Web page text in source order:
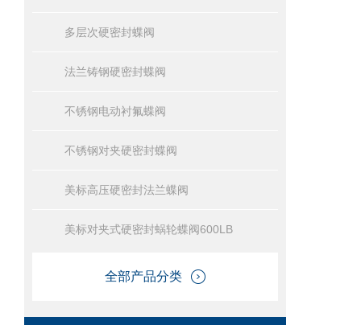
多层次硬密封蝶阀
法兰铸钢硬密封蝶阀
不锈钢电动衬氟蝶阀
不锈钢对夹硬密封蝶阀
美标高压硬密封法兰蝶阀
美标对夹式硬密封蜗轮蝶阀600LB
全部产品分类